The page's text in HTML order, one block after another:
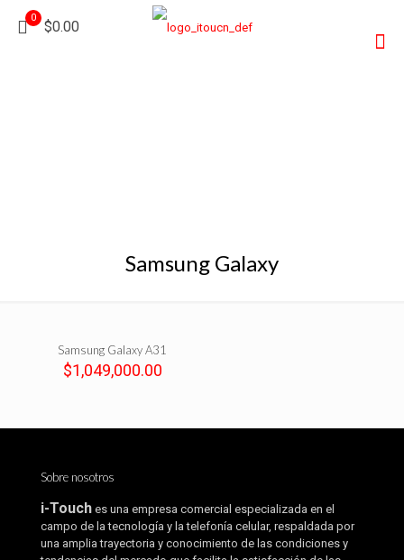
0
$0.00
Samsung Galaxy
Samsung Galaxy A31
$1,049,000.00
Sobre nosotros
i-Touch es una empresa comercial especializada en el
campo de la tecnología y la telefonía celular, respaldada por
una amplia trayectoria y conocimiento de las condiciones y